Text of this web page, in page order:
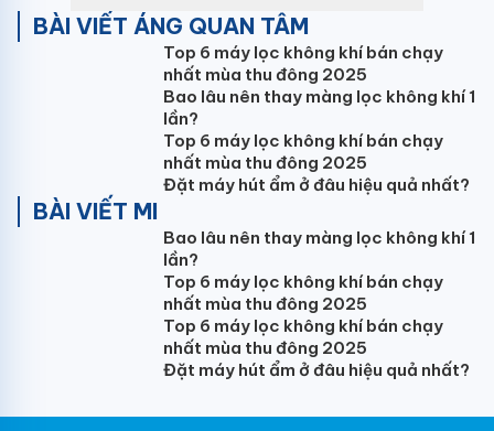
BÀI VIẾT ÁNG QUAN TÂM
Top 6 máy lọc không khí bán chạy
nhất mùa thu đông 2025
Bao lâu nên thay màng lọc không khí 1
lần?
Top 6 máy lọc không khí bán chạy
nhất mùa thu đông 2025
Đặt máy hút ẩm ở đâu hiệu quả nhất?
BÀI VIẾT MI
Bao lâu nên thay màng lọc không khí 1
lần?
Top 6 máy lọc không khí bán chạy
nhất mùa thu đông 2025
Top 6 máy lọc không khí bán chạy
nhất mùa thu đông 2025
Đặt máy hút ẩm ở đâu hiệu quả nhất?